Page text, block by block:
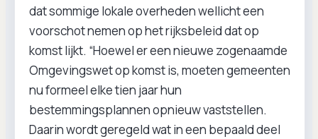
dat sommige lokale overheden wellicht een
voorschot nemen op het rijksbeleid dat op
komst lijkt. “Hoewel er een nieuwe zogenaamde
Omgevingswet op komst is, moeten gemeenten
nu formeel elke tien jaar hun
bestemmingsplannen opnieuw vaststellen.
Daarin wordt geregeld wat in een bepaald deel